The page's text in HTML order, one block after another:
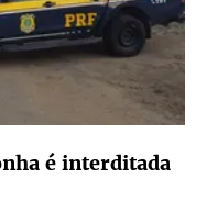
é interditada